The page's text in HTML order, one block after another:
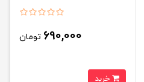
690,000 تومان